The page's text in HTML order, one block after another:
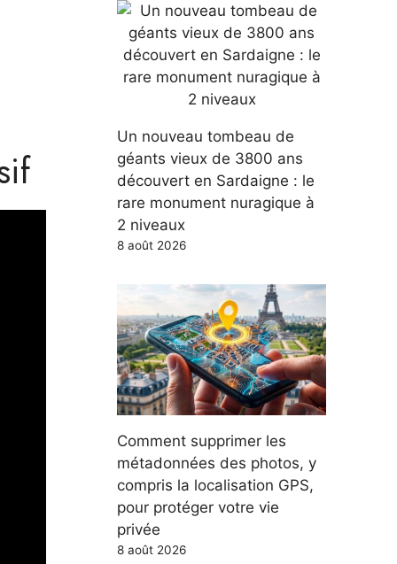
Un nouveau tombeau de
géants vieux de 3800 ans
découvert en Sardaigne : le
rare monument nuragique à
2 niveaux
8 août 2026
Comment supprimer les
métadonnées des photos, y
compris la localisation GPS,
pour protéger votre vie
privée
8 août 2026